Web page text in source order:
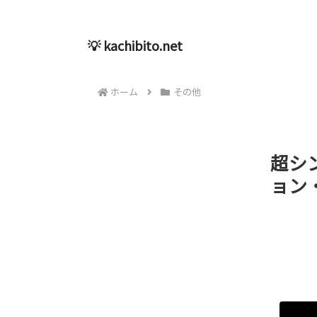
💡 kachibito.net
ホーム その他
超シ
ョン